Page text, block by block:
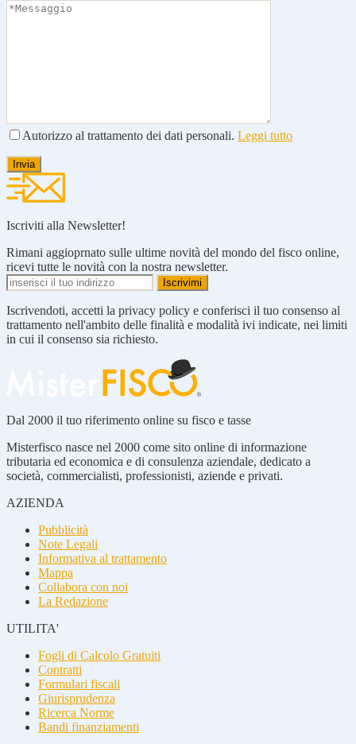
Autorizzo al trattamento dei dati personali. Leggi tutto
Iscriviti alla Newsletter!
Rimani aggioprnato sulle ultime novità del mondo del fisco online,
ricevi tutte le novità con la nostra newsletter.
Iscrivendoti, accetti la privacy policy e conferisci il tuo consenso al
trattamento nell'ambito delle finalità e modalità ivi indicate, nei limiti
in cui il consenso sia richiesto.
Dal 2000 il tuo riferimento online su fisco e tasse
Misterfisco nasce nel 2000 come sito online di informazione
tributaria ed economica e di consulenza aziendale, dedicato a
società, commercialisti, professionisti, aziende e privati.
AZIENDA
Pubblicità
Note Legali
Informativa al trattamento
Mappa
Collabora con noi
La Redazione
UTILITA'
Fogli di Calcolo Gratuiti
Contratti
Formulari fiscali
Giurisprudenza
Ricerca Norme
Bandi finanziamenti